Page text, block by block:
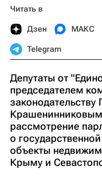
Читать в
Дзен МАКС
Telegram
Депутаты от
председателем
законодательству
рассмотрение
о
объекты
Крыму и